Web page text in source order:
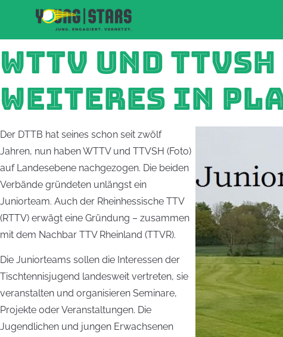
WTTV UND
WEITERES IN
Der DTTB hat seines schon seit zwölf
Jahren, nun haben WTTV und TTVSH (Foto)
auf Landesebene nachgezogen. Die beiden
Verbände gründeten unlängst ein
Juniorteam. Auch der Rheinhessische TTV
(RTTV) erwägt eine Gründung – zusammen
mit dem Nachbar TTV Rheinland (TTVR).
Die Juniorteams sollen die Interessen der
Tischtennisjugend landesweit vertreten, sie
veranstalten und organisieren Seminare,
Projekte oder Veranstaltungen. Die
Jugendlichen und jungen Erwachsenen